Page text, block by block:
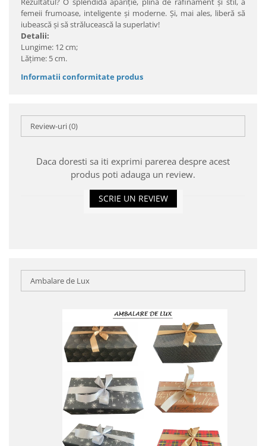
femeii frumoase, inteligente şi moderne. Şi, mai ales, liberă să
iubească şi să strălucească la superlativ!
Detalii:
Lungime: 12 cm;
Lăţime: 5 cm.
Informatii conformitate produs
Review-uri(0)
Daca doresti sa iti exprimi parerea despre acest
produs poti adauga un review.
SCRIE UN REVIEW
Ambalare de Lux